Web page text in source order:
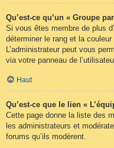
Qu’est-ce qu’un « Groupe
Si vous êtes membre de plus
déterminer le rang et la
L’administrateur peut vous
via votre panneau de
Haut
Qu’est-ce que le lien «
Cette page donne la liste des
les administrateurs et
forums qu’ils modèrent.